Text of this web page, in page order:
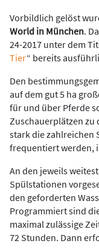
Vorbildlich gelöst
World in München.
24-2017 unter dem
Tier“ bereits
Den
auf dem gut 5 ha
für und über Pferde
Zuschauerplätzen zu
stark die zahlreichen
frequentiert werden,
An den jeweils
Spülstationen
den geforderten
Programmiert sind
maximal zulässige
72 Stunden. Dann